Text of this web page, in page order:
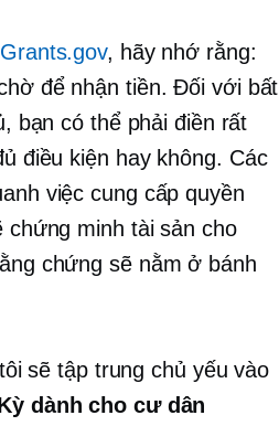
Grants.gov, hãy nhớ rằng:
để nhận tiền. Đối với bất
bạn có thể phải điền rất
điều kiện hay không. Các
việc cung cấp quyền
chứng minh tài sản cho
chứng sẽ nằm ở bánh
sẽ tập trung chủ yếu vào
dành cho cư dân